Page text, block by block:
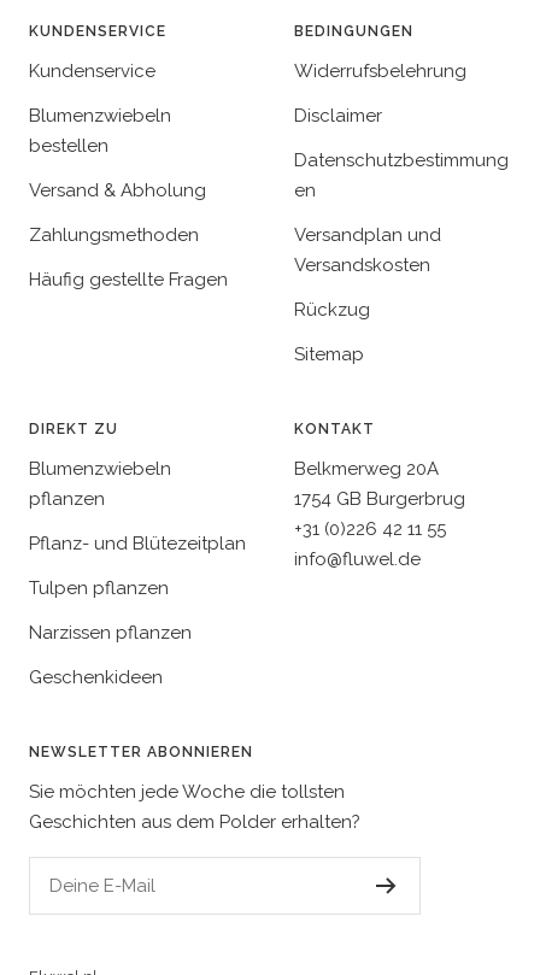
KUNDENSERVICE
Kundenservice
Blumenzwiebeln
bestellen
Versand & Abholung
Zahlungsmethoden
Häufig gestellte Fragen
BEDINGUNGEN
Widerrufsbelehrung
Disclaimer
Datenschutzbestimmung
en
Versandplan und
Versandskosten
Rückzug
Sitemap
DIREKT ZU
Blumenzwiebeln
pflanzen
Pflanz- und Blütezeitplan
Tulpen pflanzen
Narzissen pflanzen
Geschenkideen
KONTAKT
Belkmerweg 20A
1754 GB Burgerbrug
+31 (0)226 42 11 55
info@fluwel.de
NEWSLETTER ABONNIEREN
Sie möchten jede Woche die tollsten
Geschichten aus dem Polder erhalten?
Deine E-Mail